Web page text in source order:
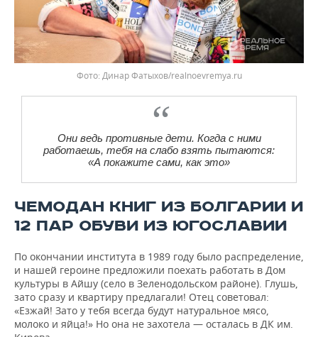
Фото: Динар Фатыхов/realnoevremya.ru
Они ведь противные дети. Когда с ними
работаешь, тебя на слабо взять пытаются:
«А покажите сами, как это»
ЧЕМОДАН КНИГ ИЗ БОЛГАРИИ И
12 ПАР ОБУВИ ИЗ ЮГОСЛАВИИ
По окончании института в 1989 году было распределение,
и нашей героине предложили поехать работать в Дом
культуры в Айшу (село в Зеленодольском районе). Глушь,
зато сразу и квартиру предлагали! Отец советовал:
«Езжай! Зато у тебя всегда будут натуральное мясо,
молоко и яйца!» Но она не захотела — осталась в ДК им.